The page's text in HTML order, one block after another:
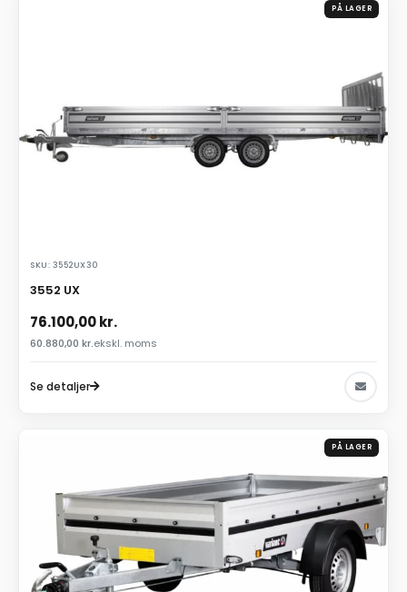
PÅ LAGER
SKU: 3552UX30
3552 UX
76.100,00kr.
60.880,00 kr.ekskl. moms
Se detaljer
PÅ LAGER